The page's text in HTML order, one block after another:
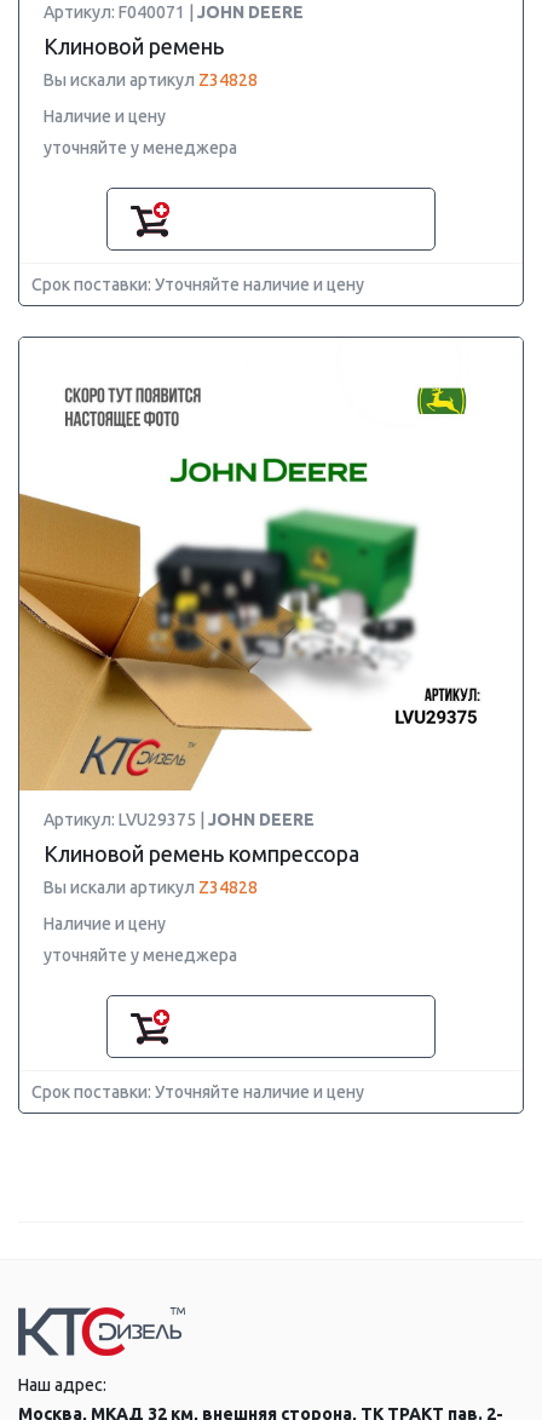
Артикул: F040071 | JOHN DEERE
Клиновой ремень
Вы искали артикул Z34828
Наличие и цену
уточняйте у менеджера
Срок поставки: Уточняйте наличие и цену
Артикул: LVU29375 | JOHN DEERE
Клиновой ремень компрессора
Вы искали артикул Z34828
Наличие и цену
уточняйте у менеджера
Срок поставки: Уточняйте наличие и цену
Наш адрес:
Москва, МКАД 32 км, внешняя сторона, ТК ТРАКТ пав. 2-